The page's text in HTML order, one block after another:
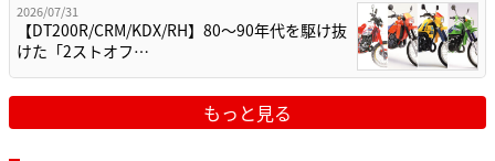
2026/07/31
【DT200R/CRM/KDX/RH】80〜90年代を駆け抜
けた「2ストオフ…
もっと見る